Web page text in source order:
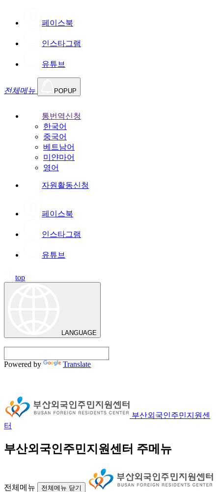
페이스북
인스타그램
유튜브
전체메뉴 POPUP
통번역신청
한국어
중국어
베트남어
미얀마어
영어
자원활동신청
페이스북
인스타그램
유튜브
top
LANGUAGE
Powered by Translate
부산외국인주민지원센
터
부산외국인주민지원센터 주메뉴
전체메뉴 전체메뉴 닫기